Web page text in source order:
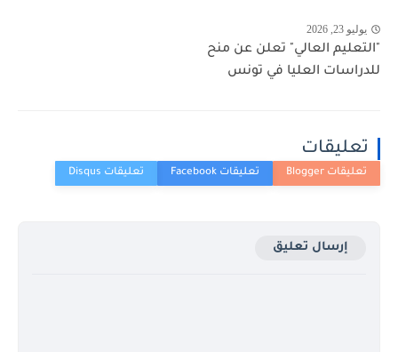
يوليو 23, 2026
"التعليم العالي" تعلن عن منح
للدراسات العليا في تونس
تعليقات
إرسال تعليق